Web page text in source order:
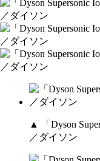
▲ 「Dyson
／ダイソン